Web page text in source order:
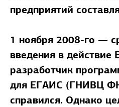
предприятий
1 ноября 2008-го —
введения в
разработчик
для ЕГАИС (ГНИВЦ
справился. Однако